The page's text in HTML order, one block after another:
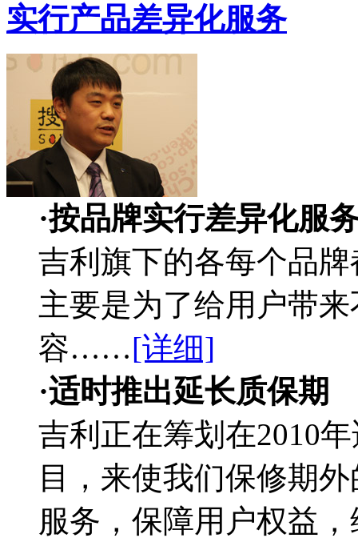
实行产品差异化服务
·按品牌实行差异化服
吉利旗下的各每个品
主要是为了给用户带
容……[详细]
·适时推出延长质保期
吉利正在筹划在2010
目，来使我们保修期
服务，保障用户权益